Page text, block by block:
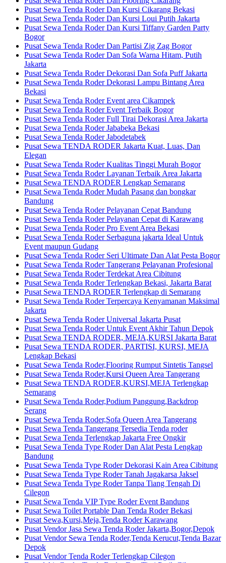
Pusat Sewa Tenda Roder Dan Kursi Cikarang Bekasi
Pusat Sewa Tenda Roder Dan Kursi Loui Putih Jakarta
Pusat Sewa Tenda Roder Dan Kursi Tiffany Garden Party
Bogor
Pusat Sewa Tenda Roder Dan Partisi Zig Zag Bogor
Pusat Sewa Tenda Roder Dan Sofa Warna Hitam, Putih
Jakarta
Pusat Sewa Tenda Roder Dekorasi Dan Sofa Puff Jakarta
Pusat Sewa Tenda Roder Dekorasi Lampu Bintang Area
Bekasi
Pusat Sewa Tenda Roder Event area Cikampek
Pusat Sewa Tenda Roder Event Terbaik Bogor
Pusat Sewa Tenda Roder Full Tirai Dekorasi Area Jakarta
Pusat Sewa Tenda Roder Jababeka Bekasi
Pusat Sewa Tenda Roder Jabodetabek
Pusat Sewa TENDA RODER Jakarta Kuat, Luas, Dan
Elegan
Pusat Sewa Tenda Roder Kualitas Tinggi Murah Bogor
Pusat Sewa Tenda Roder Layanan Terbaik Area Jakarta
Pusat Sewa TENDA RODER Lengkap Semarang
Pusat Sewa Tenda Roder Mudah Pasang dan bongkar
Bandung
Pusat Sewa Tenda Roder Pelayanan Cepat Bandung
Pusat Sewa Tenda Roder Pelayanan Cepat di Karawang
Pusat Sewa Tenda Roder Pro Event Area Bekasi
Pusat Sewa Tenda Roder Serbaguna jakarta Ideal Untuk
Event maupun Gudang
Pusat Sewa Tenda Roder Seri Ultimate Dan Alat Pesta Bogor
Pusat Sewa Tenda Roder Tangerang Pelayanan Profesional
Pusat Sewa Tenda Roder Terdekat Area Cibitung
Pusat Sewa Tenda Roder Terlengkap Bekasi, Jakarta Barat
Pusat Sewa TENDA RODER Terlengkap di Semarang
Pusat Sewa Tenda Roder Terpercaya Kenyamanan Maksimal
Jakarta
Pusat Sewa Tenda Roder Universal Jakarta Pusat
Pusat Sewa Tenda Roder Untuk Event Akhir Tahun Depok
Pusat Sewa TENDA RODER, MEJA,KURSI Jakarta Barat
Pusat Sewa TENDA RODER, PARTISI, KURSI, MEJA
Lengkap Bekasi
Pusat Sewa Tenda Roder,Flooring Rumput Sintetis Tangsel
Pusat Sewa Tenda Roder,Kursi Queen Area Tangerang
Pusat Sewa TENDA RODER,KURSI,MEJA Terlengkap
Semarang
Pusat Sewa Tenda Roder,Podium Panggung,Backdrop
Serang
Pusat Sewa Tenda Roder,Sofa Queen Area Tangerang
Pusat Sewa Tenda Tangerang Tersedia Tenda roder
Pusat Sewa Tenda Terlengkap Jakarta Free Ongkir
Pusat Sewa Tenda Type Roder Dan Alat Pesta Lengkap
Bandung
Pusat Sewa Tenda Type Roder Dekorasi Kain Area Cibitung
Pusat Sewa Tenda Type Roder Tanah Jagakarsa Jaksel
Pusat Sewa Tenda Type Roder Tanpa Tiang Tengah Di
Cilegon
Pusat Sewa Tenda VIP Type Roder Event Bandung
Pusat Sewa Toilet Portable Dan Tenda Roder Bekasi
Pusat Sewa,Kursi,Meja,Tenda Roder Karawang
Pusat Vendor Jasa Sewa Tenda Roder Jakarta,Bogor,Depok
Pusat Vendor Sewa Tenda Roder,Tenda Kerucut,Tenda Bazar
Depok
Pusat Vendor Tenda Roder Terlengkap Cilegon